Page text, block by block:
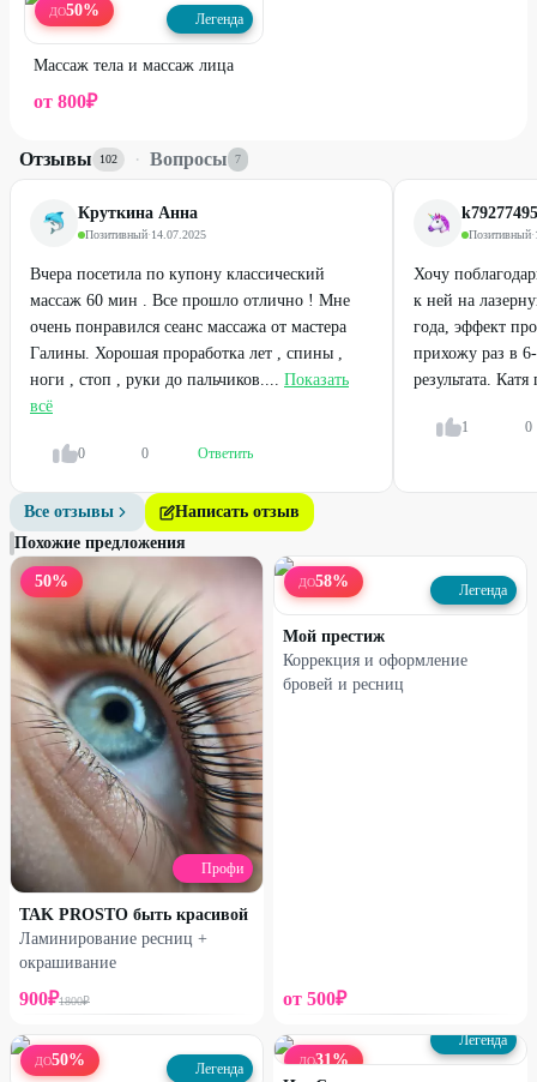
ДО50% Легенда
Массаж тела и массаж лица
от 800₽
Отзывы 102 · Вопросы 7
Круткина Анна
Позитивный·14.07.2025
Вчера посетила по купону классический
массаж 60 мин . Все прошло отлично ! Мне
очень понравился сеанс массажа от мастера
Галины. Хорошая проработка лет , спины ,
ноги , стоп , руки до пальчиков.... Показать
всё
0 0 Ответить
Позитивный·
Хочу
к ней на
года, эффект
прихожу раз в
результата.
1 0
Все отзывы
Написать отзыв
Похожие предложения
50%
Профи
TAK PROSTO быть красивой
Ламинирование ресниц +
окрашивание
900₽1800₽
ДО58% Легенда
Мой престиж
Коррекция и оформление
бровей и ресниц
от 500₽
ДО50% Легенда ДО31%
Легенда